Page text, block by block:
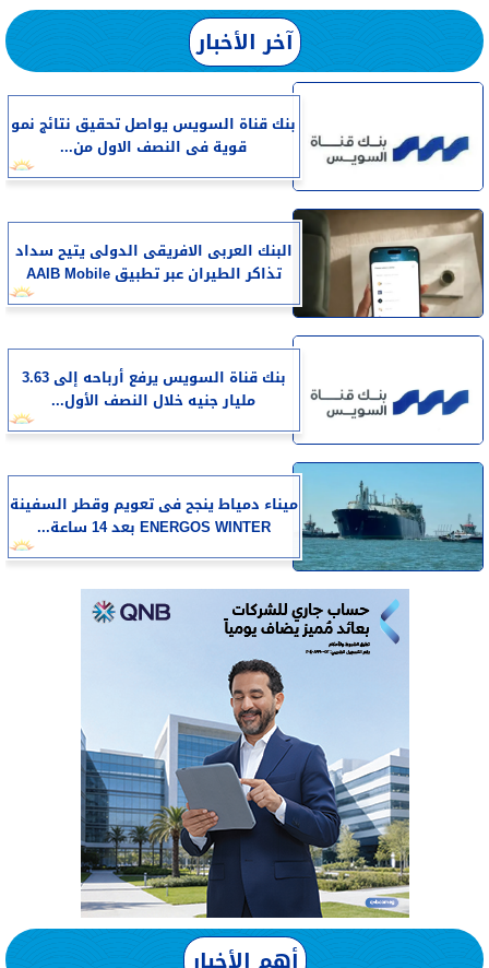
آخر الأخبار
بنك قناة السويس يواصل تحقيق نتائج نمو
قوية فى النصف الاول من...
البنك العربى الافريقى الدولى يتيح سداد
تذاكر الطيران عبر تطبيق AAIB Mobile
بنك قناة السويس يرفع أرباحه إلى 3.63
مليار جنيه خلال النصف الأول...
​ميناء دمياط ينجح فى تعويم وقطر السفينة
ENERGOS WINTER بعد 14 ساعة...